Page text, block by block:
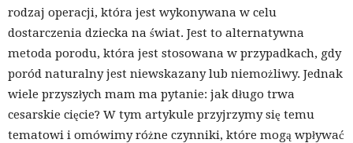
rodzaj operacji, która jest wykonywana w celu
dostarczenia dziecka na świat. Jest to alternatywna
metoda porodu, która jest stosowana w przypadkach, gdy
poród naturalny jest niewskazany lub niemożliwy. Jednak
wiele przyszłych mam ma pytanie: jak długo trwa
cesarskie cięcie? W tym artykule przyjrzymy się temu
tematowi i omówimy różne czynniki, które mogą wpływać